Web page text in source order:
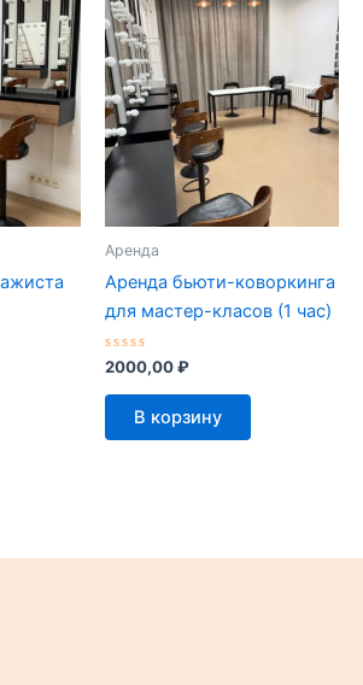
Аренда
Аренда бьюти-коворкинга
для мастер-класов (1 час)
Оценка
из
2000,00₽
В корзину